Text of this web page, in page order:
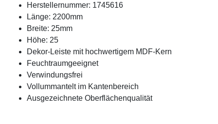
Herstellernummer: 1745616
Länge: 2200mm
Breite: 25mm
Höhe: 25
Dekor-Leiste mit hochwertigem MDF-Kern
Feuchtraumgeeignet
Verwindungsfrei
Vollummantelt im Kantenbereich
Ausgezeichnete Oberflächenqualität